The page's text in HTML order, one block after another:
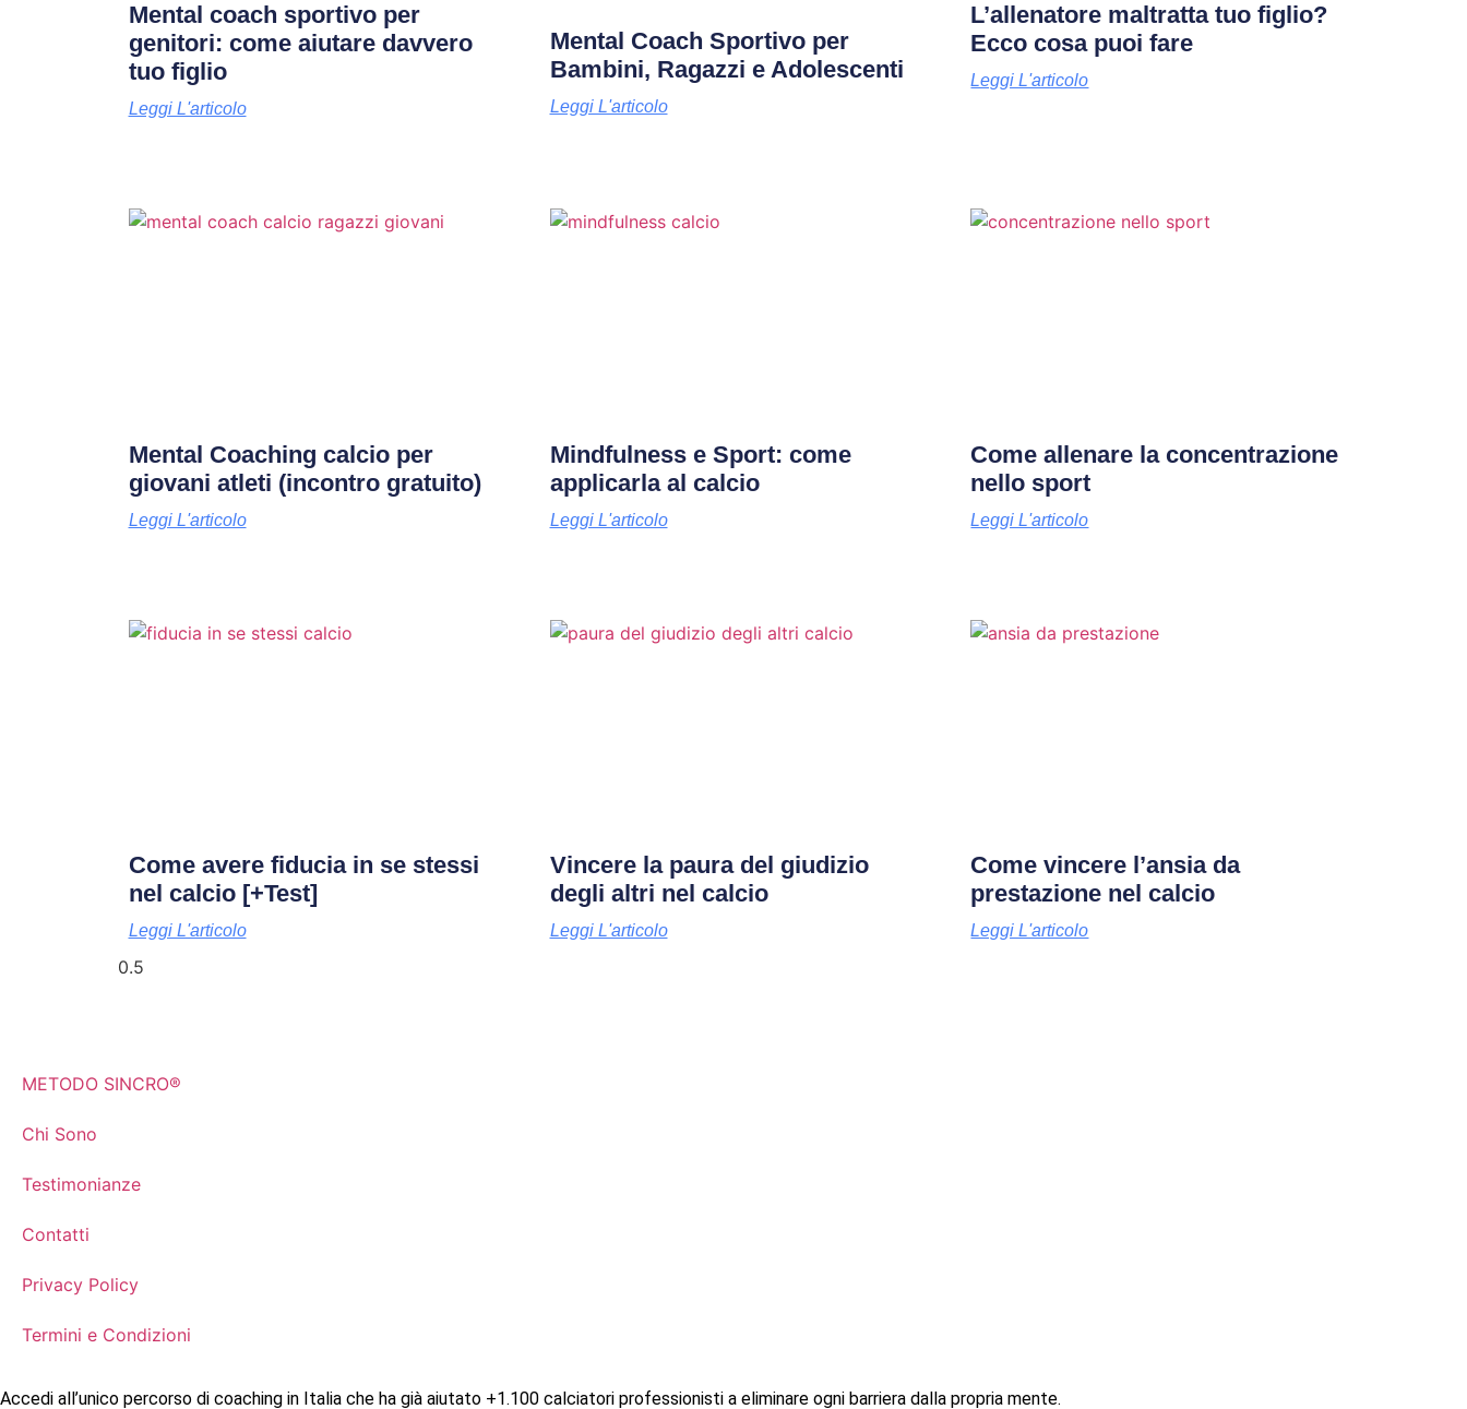
Mental coach sportivo per
genitori: come aiutare davvero
tuo figlio
Leggi L'articolo
Mental Coach Sportivo per
Bambini, Ragazzi e Adolescenti
Leggi L'articolo
L’allenatore maltratta tuo figlio?
Ecco cosa puoi fare
Leggi L'articolo
Mental Coaching calcio per
giovani atleti (incontro gratuito)
Leggi L'articolo
Mindfulness e Sport: come
applicarla al calcio
Leggi L'articolo
Come allenare la concentrazione
nello sport
Leggi L'articolo
Come avere fiducia in se stessi
nel calcio [+Test]
Leggi L'articolo
Vincere la paura del giudizio
degli altri nel calcio
Leggi L'articolo
Come vincere l’ansia da
prestazione nel calcio
Leggi L'articolo
METODO SINCRO®
Chi Sono
Testimonianze
Contatti
Privacy Policy
Termini e Condizioni
Accedi all’unico percorso di coaching in Italia che ha già aiutato +1.100 calciatori professionisti a eliminare ogni barriera dalla propria mente.